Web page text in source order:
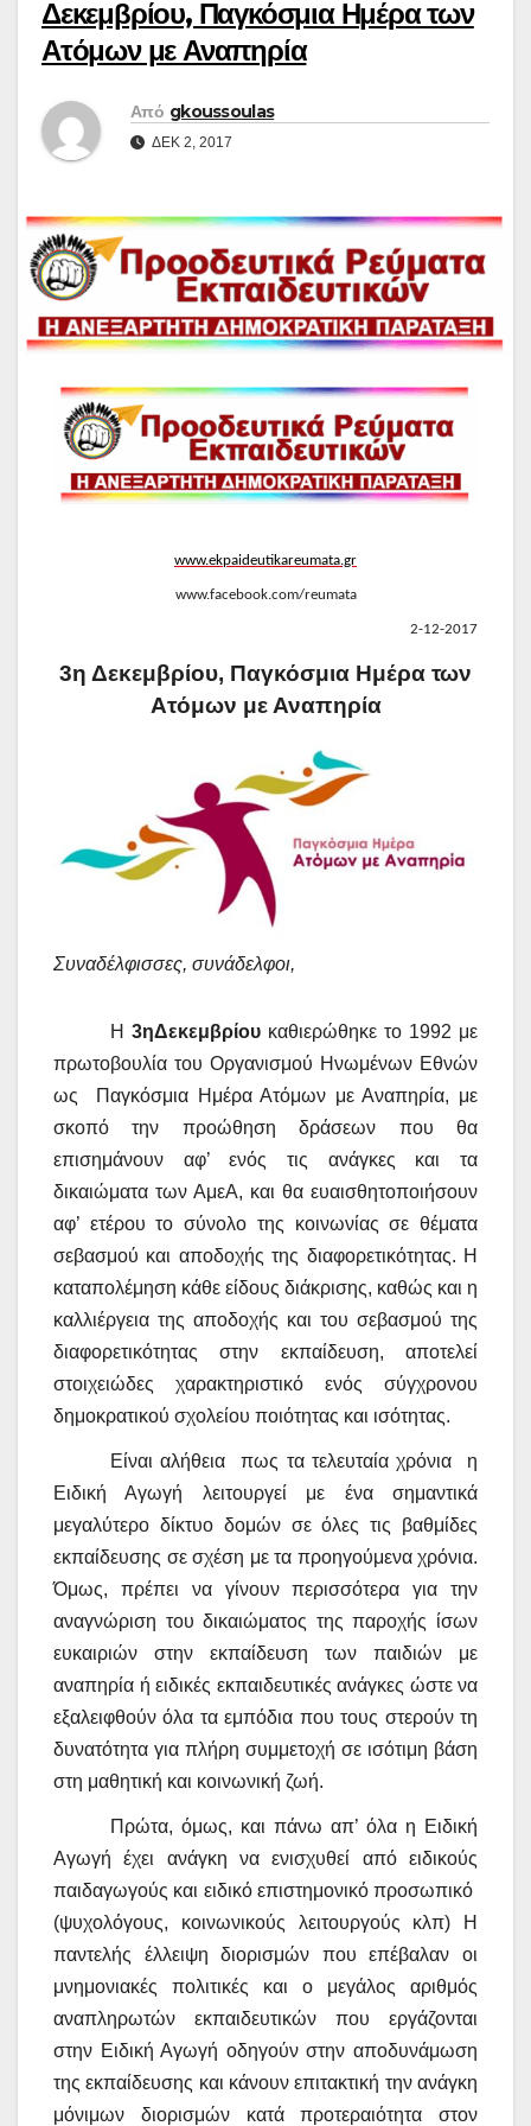
Δεκεμβρίου, Παγκόσμια Ημέρα των
Ατόμων με Αναπηρία
Από gkoussoulas
ΔΕΚ 2, 2017
www.ekpaideutikareumata.gr
www.facebook.com/reumata
2-12-2017
3η Δεκεμβρίου, Παγκόσμια Ημέρα των
Ατόμων με Αναπηρία
Συναδέλφισσες, συνάδελφοι,
Η 3ηΔεκεμβρίου καθιερώθηκε το 1992 με
πρωτοβουλία του Οργανισμού Ηνωμένων Εθνών
ως
Παγκόσμια Ημέρα Ατόμων με Αναπηρία, με
σκοπό την προώθηση δράσεων που θα
επισημάνουν αφ’ ενός τις ανάγκες και τα
δικαιώματα των ΑμεΑ, και θα ευαισθητοποιήσουν
αφ’ ετέρου το σύνολο της κοινωνίας σε θέματα
σεβασμού και αποδοχής της διαφορετικότητας. Η
καταπολέμηση κάθε είδους διάκρισης, καθώς και η
καλλιέργεια της αποδοχής και του σεβασμού της
διαφορετικότητας στην εκπαίδευση, αποτελεί
στοιχειώδες χαρακτηριστικό ενός σύγχρονου
δημοκρατικού σχολείου ποιότητας και ισότητας.
Είναι αλήθεια πως τα τελευταία χρόνια
η
Ειδική Αγωγή λειτουργεί με ένα σημαντικά
μεγαλύτερο δίκτυο δομών σε όλες τις βαθμίδες
εκπαίδευσης σε σχέση με τα προηγούμενα χρόνια.
Όμως, πρέπει να γίνουν περισσότερα για την
αναγνώριση του δικαιώματος της παροχής ίσων
ευκαιριών στην εκπαίδευση των παιδιών με
αναπηρία ή ειδικές εκπαιδευτικές ανάγκες ώστε να
εξαλειφθούν όλα τα εμπόδια που τους στερούν τη
δυνατότητα για πλήρη συμμετοχή σε ισότιμη βάση
στη μαθητική και κοινωνική ζωή.
Πρώτα, όμως, και πάνω απ’ όλα η Ειδική
Αγωγή έχει ανάγκη να ενισχυθεί από ειδικούς
παιδαγωγούς και ειδικό επιστημονικό προσωπικό
(ψυχολόγους, κοινωνικούς λειτουργούς κλπ) Η
παντελής έλλειψη διορισμών που επέβαλαν οι
μνημονιακές πολιτικές και ο μεγάλος αριθμός
αναπληρωτών εκπαιδευτικών που εργάζονται
στην Ειδική Αγωγή οδηγούν στην αποδυνάμωση
της εκπαίδευσης και κάνουν επιτακτική την ανάγκη
μόνιμων διορισμών κατά προτεραιότητα στον